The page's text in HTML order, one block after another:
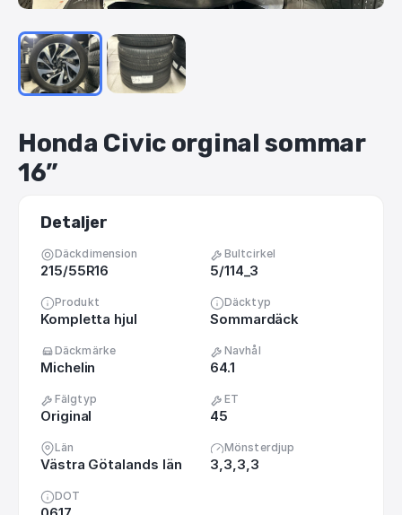
Honda Civic orginal sommar
16”
Detaljer
Däckdimension
215/55R16
Bultcirkel
5/114_3
Produkt
Kompletta hjul
Däcktyp
Sommardäck
Däckmärke
Michelin
Navhål
64.1
Fälgtyp
Original
ET
45
Län
Västra Götalands län
Mönsterdjup
3,3,3,3
DOT